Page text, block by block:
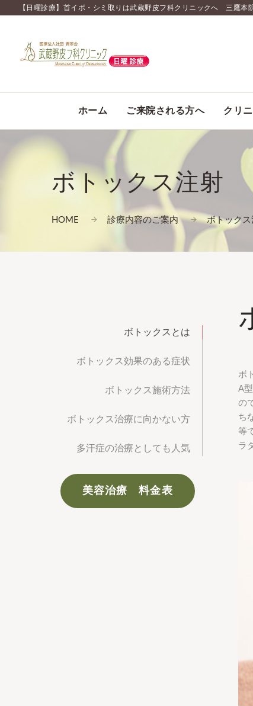
【日曜診療】首イボ・シミ取りは武蔵野皮フ科クリニックへ 三鷹本
ホーム ご来院される方へ クリ
ボトックス注射
HOME 診療内容のご案内 ボトックス
ボトックスとは
ボトックス効果のある症状
ボトックス施術方法
ボトックス治療に向かない方
多汗症の治療としても人気
美容治療 料金表
ボ
A
の
ち
等
ラ